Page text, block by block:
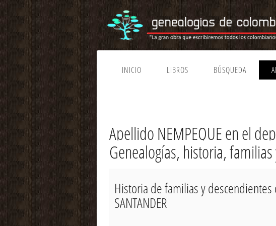
INICIO LIBROS BÚSQUEDA
Apellido NEMPEQUE en el
Genealogías, historia,
Historia de familias y descendientes
SANTANDER